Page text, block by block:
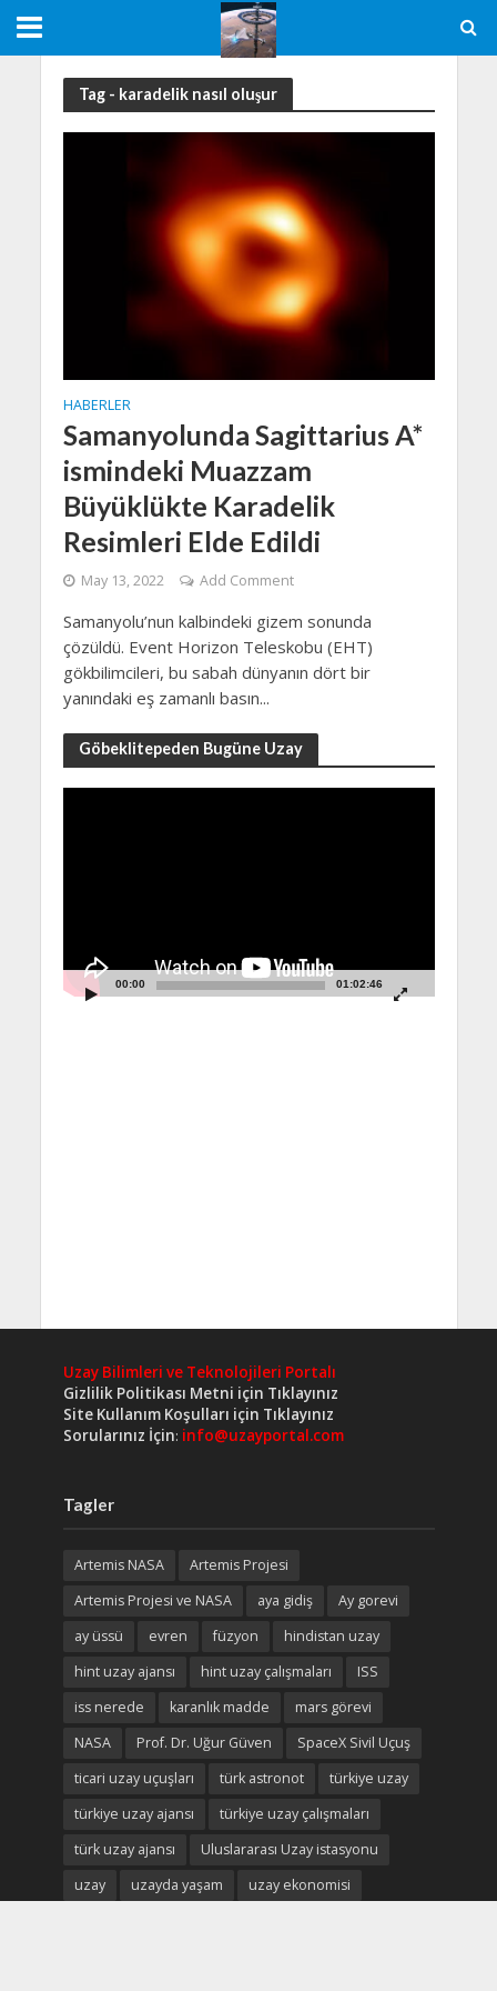
Tag - karadelik nasıl oluşur
HABERLER
Samanyolunda Sagittarius A*
ismindeki Muazzam
Büyüklükte Karadelik
Resimleri Elde Edildi
May 13, 2022 Add Comment
Samanyolu’nun kalbindeki gizem sonunda
çözüldü. Event Horizon Teleskobu (EHT)
gökbilimcileri, bu sabah dünyanın dört bir
yanındaki eş zamanlı basın...
Göbeklitepeden Bugüne Uzay
00:00 01:02:46
Uzay Bilimleri ve Teknolojileri Portalı
Gizlilik Politikası Metni için Tıklayınız
Site Kullanım Koşulları için Tıklayınız
Sorularınız İçin: info@uzayportal.com
Tagler
Artemis NASA
Artemis Projesi
Artemis Projesi ve NASA
aya gidiş
Ay gorevi
ay üssü
evren füzyon
hindistan uzay
hint uzay ajansı
hint uzay çalışmaları
ISS
iss nerede
karanlık madde
mars görevi
NASA
Prof. Dr. Uğur Güven
SpaceX Sivil Uçuş
ticari uzay uçuşları
türk astronot
türkiye uzay
türkiye uzay ajansı
türkiye uzay çalışmaları
türk uzay ajansı
Uluslararası Uzay istasyonu
uzay
uzayda yaşam
uzay ekonomisi